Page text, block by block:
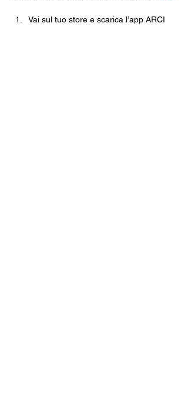
Vai sul tuo store e scarica l’app ARCI